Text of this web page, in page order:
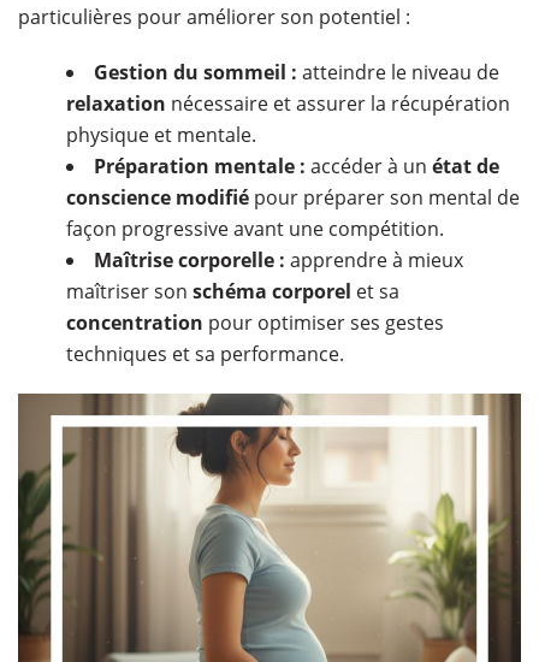
particulières pour améliorer son potentiel :
Gestion du sommeil : atteindre le niveau de
relaxation nécessaire et assurer la récupération
physique et mentale.
Préparation mentale : accéder à un état de
conscience modifié pour préparer son mental de
façon progressive avant une compétition.
Maîtrise corporelle : apprendre à mieux
maîtriser son schéma corporel et sa
concentration pour optimiser ses gestes
techniques et sa performance.​